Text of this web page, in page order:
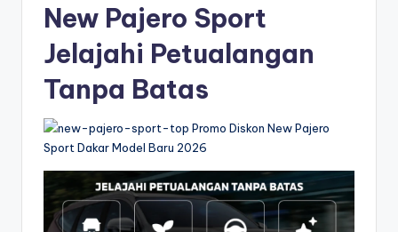
New Pajero Sport
Jelajahi Petualangan
Tanpa Batas